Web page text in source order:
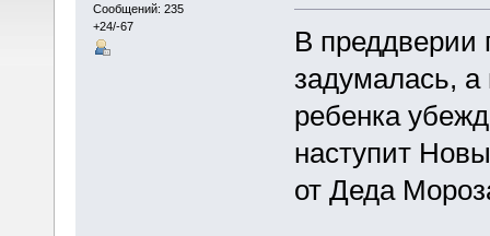
Сообщений: 235
+24/-67
В преддверии
задумалась, а
ребенка
наступит
от Деда